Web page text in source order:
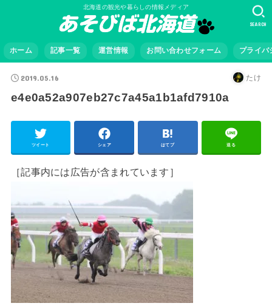
北海道の観光や暮らしの情報メディア
ホーム 記事一覧 運営情報 お問い合わせフォーム プライバ
SEARCH
2019.05.16 たけ
e4e0a52a907eb27c7a45a1b1afd7910a
ツイート シェア はてブ 送る
［記事内には広告が含まれています］